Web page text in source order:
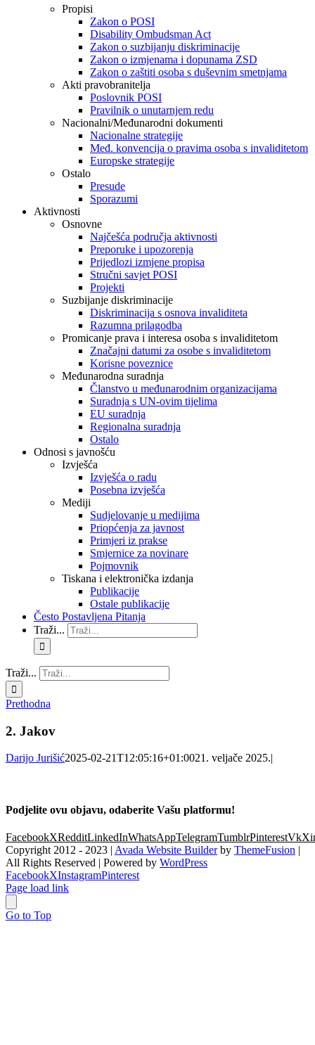
Propisi
Zakon o POSI
Disability Ombudsman Act
Zakon o suzbijanju diskriminacije
Zakon o izmjenama i dopunama ZSD
Zakon o zaštiti osoba s duševnim smetnjama
Akti pravobranitelja
Poslovnik POSI
Pravilnik o unutarnjem redu
Nacionalni/Međunarodni dokumenti
Nacionalne strategije
Međ. konvencija o pravima osoba s invaliditetom
Europske strategije
Ostalo
Presude
Sporazumi
Aktivnosti
Osnovne
Najčešća područja aktivnosti
Preporuke i upozorenja
Prijedlozi izmjene propisa
Stručni savjet POSI
Projekti
Suzbijanje diskriminacije
Diskriminacija s osnova invaliditeta
Razumna prilagodba
Promicanje prava i interesa osoba s invaliditetom
Značajni datumi za osobe s invaliditetom
Korisne poveznice
Međunarodna suradnja
Članstvo u međunarodnim organizacijama
Suradnja s UN-ovim tijelima
EU suradnja
Regionalna suradnja
Ostalo
Odnosi s javnošću
Izvješća
Izvješća o radu
Posebna izvješća
Mediji
Sudjelovanje u medijima
Priopćenja za javnost
Primjeri iz prakse
Smjernice za novinare
Pojmovnik
Tiskana i elektronička izdanja
Publikacije
Ostale publikacije
Često Postavljena Pitanja
Traži...
Traži...
Prethodna
2. Jakov
Darijo Jurišić2025-02-21T12:05:16+01:0021. veljače 2025.|
Podjelite ovu objavu, odaberite Vašu platformu!
FacebookXRedditLinkedInWhatsAppTelegramTumblrPinterestVk
Copyright 2012 - 2023 | Avada Website Builderby ThemeFusion |
All Rights Reserved | Powered by WordPress
FacebookXInstagramPinterest
Page load link
Go to Top